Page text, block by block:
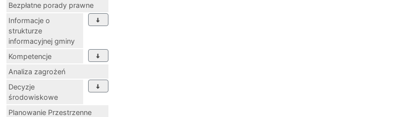
Bezpłatne porady prawne
Informacje o
strukturze
informacyjnej gminy
Kompetencje
Analiza zagrożeń
Decyzje
środowiskowe
Planowanie Przestrzenne